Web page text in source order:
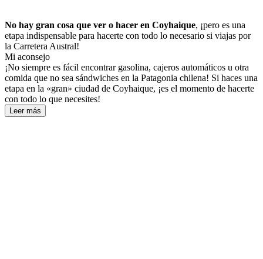
No hay gran cosa que ver o hacer en Coyhaique, ¡pero es una
etapa indispensable para hacerte con todo lo necesario si viajas por
la Carretera Austral!
Mi aconsejo
¡No siempre es fácil encontrar gasolina, cajeros automáticos u otra
comida que no sea sándwiches en la Patagonia chilena! Si haces una
etapa en la «gran» ciudad de Coyhaique, ¡es el momento de hacerte
con todo lo que necesites!
Leer más